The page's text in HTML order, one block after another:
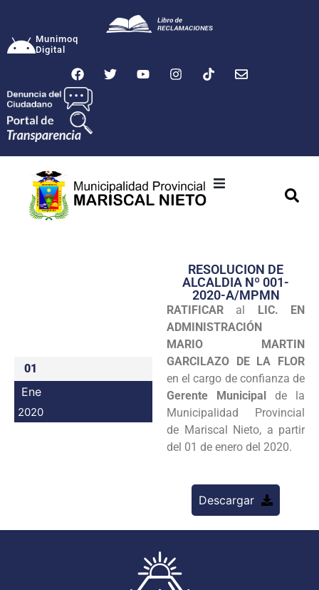
Munimoq
Digital
Transparencia
Seguridad
Programas
Intranet
01
Ene
2020
RESOLUCION DE
ALCALDIA Nº 001-
2020-A/MPMN
RATIFICAR al LIC. EN
ADMINISTRACIÓN
MARIO MARTIN
GARCILAZO DE LA FLOR
en el cargo de confianza de
Gerente Municipal de la
Municipalidad Provincial
de Mariscal Nieto, a partir
del 01 de enero del 2020.
Descargar